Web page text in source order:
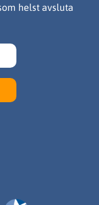
helst avsluta